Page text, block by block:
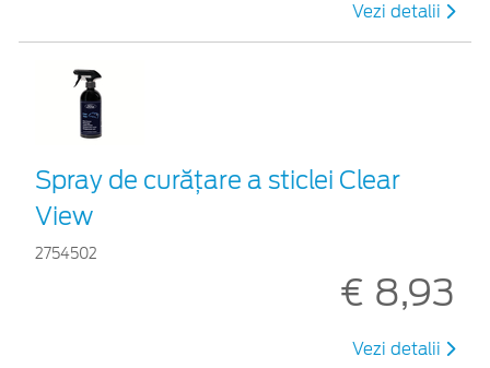
Vezi detalii
Spray de curățare a sticlei Clear
View
2754502
€ 8,93
Vezi detalii